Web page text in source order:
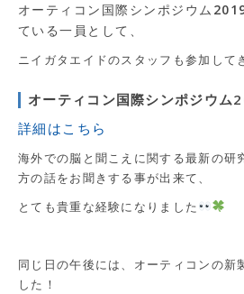
オーティコン国際シンポジウム
ている一員として、
ニイガタエイドのスタッフも参加して
オーティコン国際シンポジウム
詳細はこちら
海外での脳と聞こえに関する最新の研
方の話をお聞きする事が出来て、
とても貴重な経験になりました
同じ日の午後には、オーティコンの新
した！